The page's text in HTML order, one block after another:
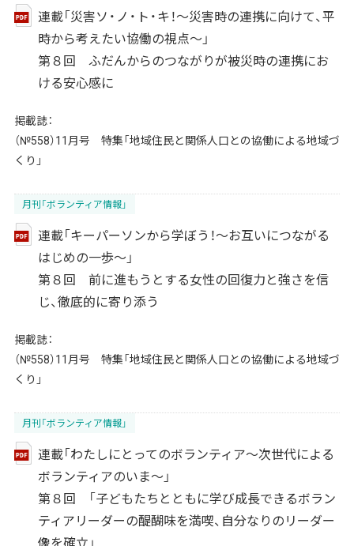
連載「災害ソ・ノ・ト・キ！～災害時の連携に向けて、平
時から考えたい協働の視点～」
第８回 ふだんからのつながりが被災時の連携にお
ける安心感に
掲載誌：
（№558）11月号 特集「地域住民と関係人口との協働による地域づ
くり」
月刊「ボランティア情報」
連載「キーパーソンから学ぼう！～お互いにつながる
はじめの一歩～」
第８回 前に進もうとする女性の回復力と強さを信
じ、徹底的に寄り添う
掲載誌：
（№558）11月号 特集「地域住民と関係人口との協働による地域づ
くり」
月刊「ボランティア情報」
連載「わたしにとってのボランティア～次世代による
ボランティアのいま～」
第８回 「子どもたちとともに学び成長できるボラン
ティアリーダーの醍醐味を満喫、自分なりのリーダー
像を確立」